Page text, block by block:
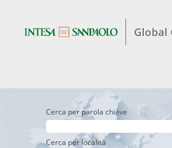
Cerca per parola chiave
Cerca per località